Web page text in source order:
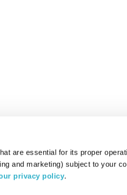
are essential for its proper
and marketing) subject to your
privacy policy.